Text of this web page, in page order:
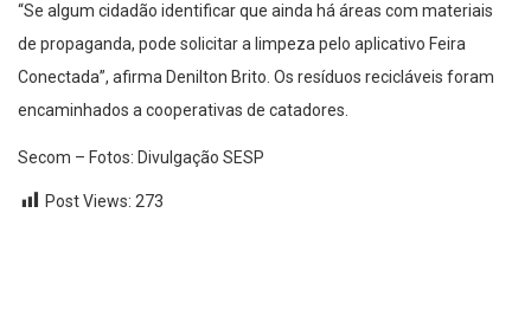
“Se algum cidadão identificar que ainda há áreas com materiais
de propaganda, pode solicitar a limpeza pelo aplicativo Feira
Conectada”, afirma Denilton Brito. Os resíduos recicláveis foram
encaminhados a cooperativas de catadores.
Secom – Fotos: Divulgação SESP
Post Views: 273